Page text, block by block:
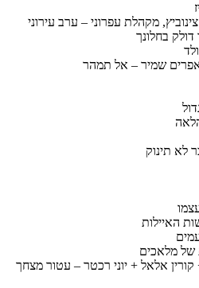
צינוביץ, מקהלת עפרוני – ערב עירוני
בחלונך
אפרים שמיר – אל תמהר
לא תינוק
האיילות
מלאכים
קורין אלאל + יוני רכטר – עטור מצחך